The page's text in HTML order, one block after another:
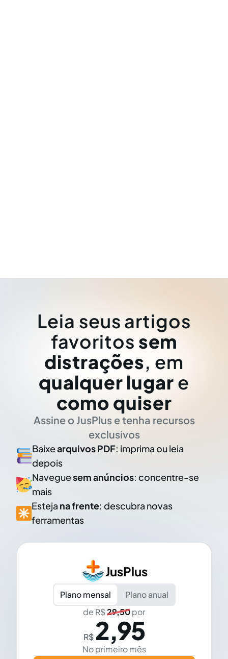
Leia seus artigos
favoritos sem
distrações, em
qualquer lugar e
como quiser
Assine o JusPlus e tenha recursos
exclusivos
Baixearquivos PDF: imprima ou leia
depois
Naveguesem anúncios: concentre-se
mais
Esteja na frente: descubra novas
ferramentas
JusPlus
Plano mensal
Plano anual
de R$29,50por
R$ 2,95
No primeiro mês